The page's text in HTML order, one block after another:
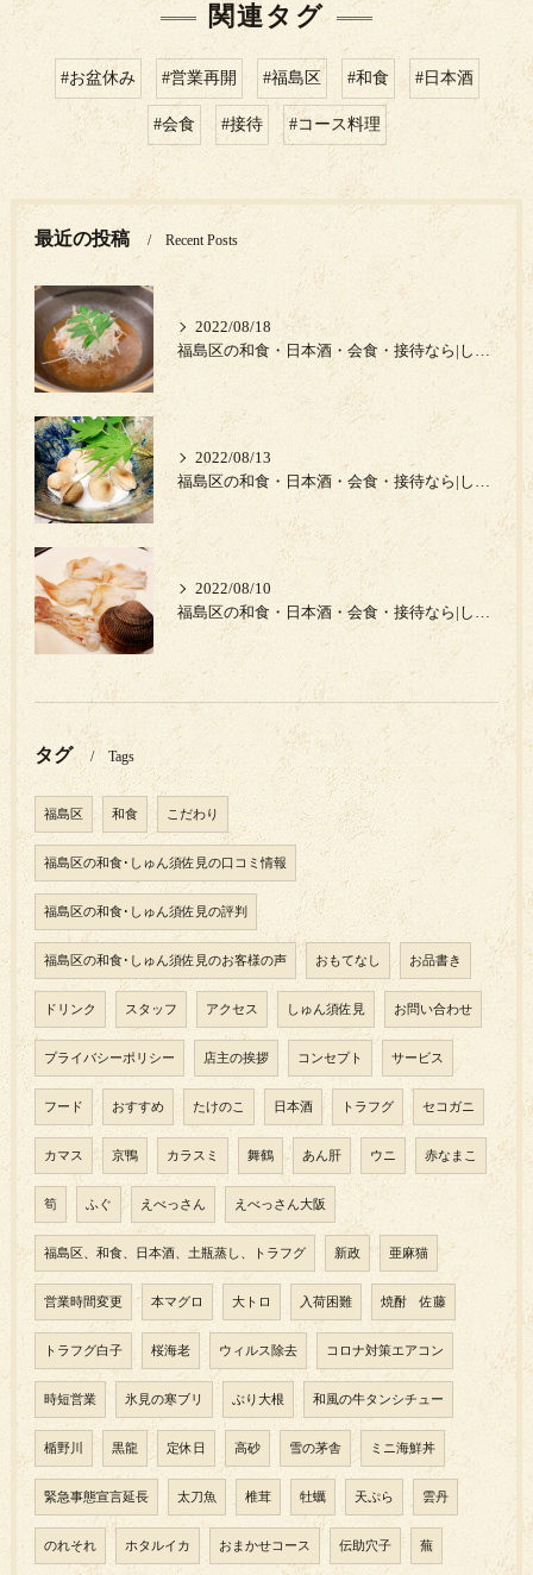
関連タグ
#お盆休み #営業再開 #福島区 #和食 #日本酒
#会食 #接待 #コース料理
最近の投稿 Recent Posts
2022/08/18
福島区の和食・日本酒・会食・接待なら|しゅん須佐見|キンキ中華蒸し
2022/08/13
福島区の和食・日本酒・会食・接待なら|しゅん須佐見|熊本県の新物銀杏‼️
2022/08/10
福島区の和食・日本酒・会食・接待なら|しゅん須佐見|岩手県のイシカゲ貝‼︎
タグ Tags
福島区 和食 こだわり
福島区の和食･しゅん須佐見の口コミ情報
福島区の和食･しゅん須佐見の評判
福島区の和食･しゅん須佐見のお客様の声 おもてなし お品書き
ドリンク スタッフ アクセス しゅん須佐見 お問い合わせ
プライバシーポリシー 店主の挨拶 コンセプト サービス
フード おすすめ たけのこ 日本酒 トラフグ セコガニ
カマス 京鴨 カラスミ 舞鶴 あん肝 ウニ 赤なまこ
筍 ふぐ えべっさん えべっさん大阪
福島区、和食、日本酒、土瓶蒸し、トラフグ 新政 亜麻猫
営業時間変更 本マグロ 大トロ 入荷困難 焼酎 佐藤
トラフグ白子 桜海老 ウィルス除去 コロナ対策エアコン
時短営業 氷見の寒ブリ ぶり大根 和風の牛タンシチュー
楯野川 黒龍 定休日 高砂 雪の茅舎 ミニ海鮮丼
緊急事態宣言延長 太刀魚 椎茸 牡蠣 天ぷら 雲丹
のれそれ ホタルイカ おまかせコース 伝助穴子 蕪